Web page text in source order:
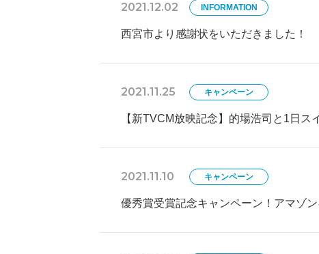
2021.12.02 INFORMATION
西宮市より感謝状をいただきました！
2021.11.25 キャンペーン
【新TVCM放映記念】的場浩司と1日
2021.11.10 キャンペーン
優秀賞受賞記念キャンペーン！アマゾ